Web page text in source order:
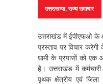
उत्तराखण्ड,राज्य समाचार
उत्तराखंड में ईपीएफओ के
प्रस्ताव पर विचार
धामी के प्रयासों को एक
है। उत्तराखंड में
पृथक क्षेत्रीय एवं जिला